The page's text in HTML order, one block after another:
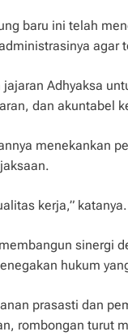
baru ini telah
agar
Adhyaksa
dan akuntabel
menekankan
kerja,” katanya.
sinergi
hukum
prasasti dan
rombongan turut